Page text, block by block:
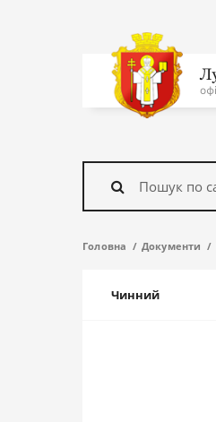
На
головну
Знайти
Головна Документи
Чинний